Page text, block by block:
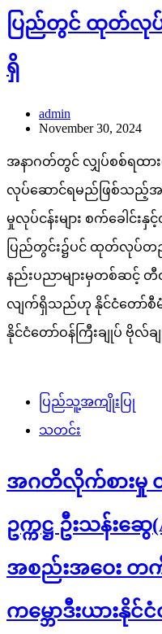
ပြည်တွင် ထုတ်လုပ်
ရှိ
admin
November 30, 2024
အနာဂတ်တွင် လျှပ်စစ်ရထာ
လုပ်ဆောင်ရမည်ဖြစ်သ
မှုလုပ်ငန်းများ စက်ခေါင်
ပြည်တွင်း၌ပင် ထုတ်လုပ်တ
နည်းပညာများမှတစ်ဆင့်
လျက်ရှိသည်ဟု နိုင်ငံတော်စီမံအု
နိုင်ငံတော်ဝန်ကြီးချုပ် ဗိုလ်ခ
ပြည်သူ့အကျိုးပြု
သတင်း
အဂတိလိုက်စားမှု
ဥက္ကဋ္ဌ ဦးသန်းဆွေ
အစည်းအဝေး တ
ကမ္ဘောဒီးယားနို